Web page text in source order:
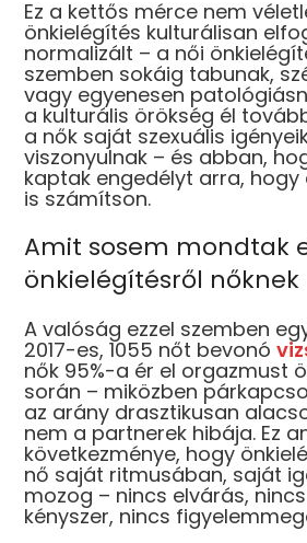
Ez a kettős mérce nem
önkielégítés kulturálisan
normalizált – a női
szemben sokáig tabunak,
vagy egyenesen
a kulturális örökség él
a nők saját szexuális
viszonyulnak – és abban,
kaptak engedélyt arra,
is számítson.
Amit sosem mondtak
önkielégítésről nőknek
A valóság ezzel szemben
2017-es, 1055 nőt bevonó
nők 95%-a ér el orgazmust
során – miközben
az arány drasztikusan
nem a partnerek hibája. Ez
következménye, hogy
nő saját ritmusában, saját
mozog – nincs elvárás,
kényszer, nincs
–
20
KOSÁRBA
-30%
Reid –
16
KOSÁRBA
-
NÉPSZERŰ